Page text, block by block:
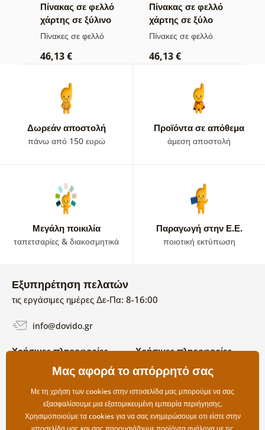
Πίνακας σε φελλό
χάρτης σε ξύλινο
φόντο
Πίνακες σε φελλό
46,13 €
Πίνακας σε φελλό
χάρτης σε ξύλο
Πίνακες σε φελλό
46,13 €
Δωρεάν αποστολή
πάνω από 150 ευρώ
Προϊόντα σε απόθεμα
άμεση αποστολή
Μεγάλη ποικιλία
ταπετσαρίες & διακοσμητικά
Παραγωγή στην Ε.Ε.
ποιοτική εκτύπωση
Εξυπηρέτηση πελατών
τις εργάσιμες ημέρες Δε-Πα: 8-16:00
info@dovido.gr
Χρήσιμες πληροφορίες
Όροι χρήσης και επιστροφών
Επιλογές αποστολής και
πληρωμής
Επιστροφές
Χρήσιμες πληροφορίες
Σχετικά με εμάς
Συχνές Ερωτήσεις
Επικοινωνία
Μας αφορά το απόρρητό σας
Με τη χρήση των cookies στην ιστοσελίδα μας μπορούμε να σας
εξασφαλίσουμε μια εξατομικευμένη εμπειρία περιήγησης.
Χρησιμοποιούμε τα cookies για να σας ενημερώσουμε οτι είστε στην